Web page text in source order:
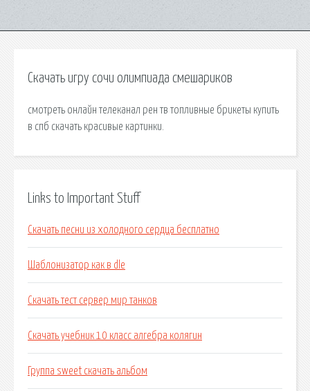
Скачать игру сочи олимпиада смешариков
смотреть онлайн телеканал рен тв топливные брикеты купить
в спб скачать красивые картинки.
Links to Important Stuff
Скачать песни из холодного сердца бесплатно
Шаблонизатор как в dle
Скачать тест сервер мир танков
Скачать учебник 10 класс алгебра колягин
Группа sweet скачать альбом